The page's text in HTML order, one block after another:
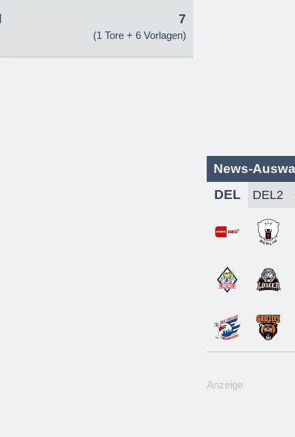
7
(1 Tore + 6 Vorlagen)
News-
DEL
Anzeige